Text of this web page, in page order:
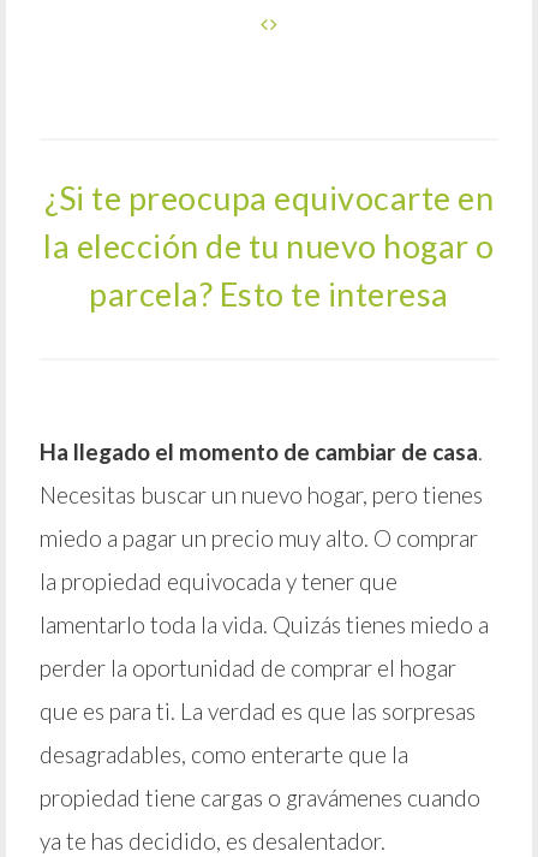
¿Si te preocupa equivocarte en
la elección de tu nuevo hogar o
parcela? Esto te interesa
Ha llegado el momento de cambiar de casa.
Necesitas buscar un nuevo hogar, pero tienes
miedo a pagar un precio muy alto. O comprar
la propiedad equivocada y tener que
lamentarlo toda la vida. Quizás tienes miedo a
perder la oportunidad de comprar el hogar
que es para ti. La verdad es que las sorpresas
desagradables, como enterarte que la
propiedad tiene cargas o gravámenes cuando
ya te has decidido, es desalentador.